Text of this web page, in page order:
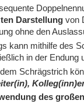
Darstellung von
ohne den
kann mithilfe des
in der Endung
Schrägstrich
des großen